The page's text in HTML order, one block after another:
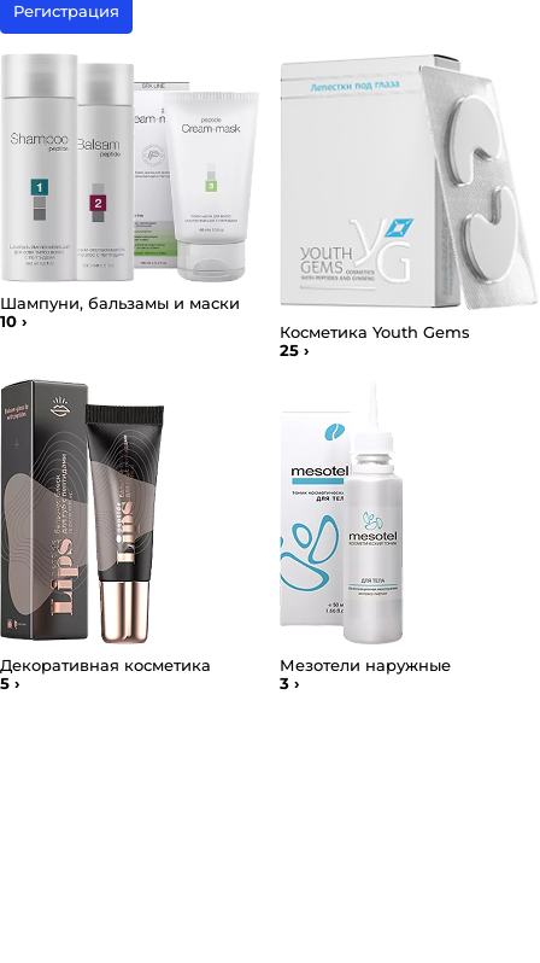
Регистрация
Шампуни, бальзамы и маски
10 ›
Косметика Youth Gems
25 ›
Декоративная косметика
5 ›
Мезотели наружные
3 ›